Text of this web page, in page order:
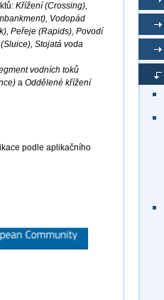
Křížení (Crossing),
Vodopád
Peřeje (Rapids), Povodí
Stojatá voda
vodních toků
a Oddělené křížení
podle aplikačního